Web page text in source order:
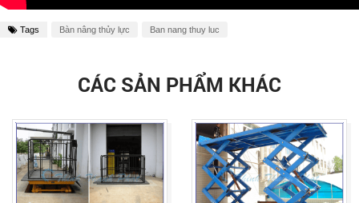
Tags Bàn nâng thủy lực Ban nang thuy luc
CÁC SẢN PHẨM KHÁC